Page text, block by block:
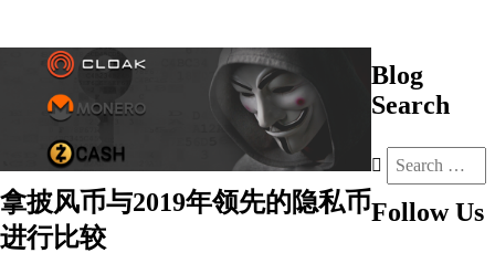
拿披风币与2019年领先的隐私币
进行比较
Blog
Search
Follow Us